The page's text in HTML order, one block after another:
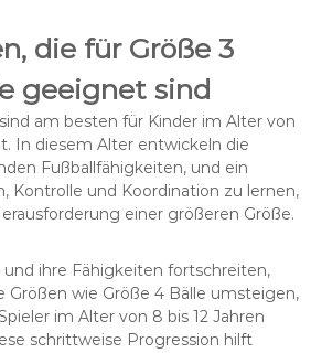
die für Größe 3
geeignet sind
am besten für Kinder im Alter von
In diesem Alter entwickeln die
Fußballfähigkeiten, und ein
Kontrolle und Koordination zu lernen,
einer größeren Größe.
ihre Fähigkeiten fortschreiten,
Größen wie Größe 4 Bälle umsteigen,
im Alter von 8 bis 12 Jahren
schrittweise Progression hilft